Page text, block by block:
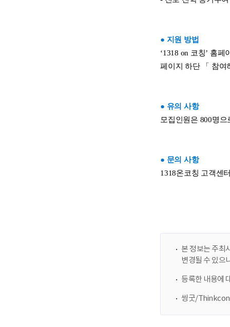
본 정보는 주최
변경될 수 있으
등록한 내용에
씽굿/